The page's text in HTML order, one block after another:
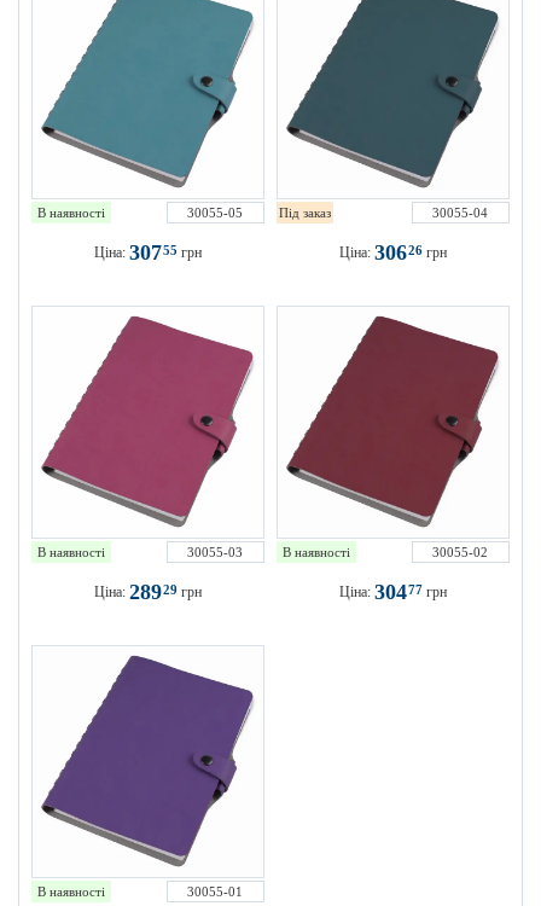
В наявності 30055-05
Ціна: 30755 грн
Під заказ 30055-04
Ціна: 30626 грн
В наявності 30055-03
Ціна: 28929 грн
В наявності 30055-02
Ціна: 30477 грн
В наявності 30055-01